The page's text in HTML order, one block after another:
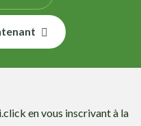
en vous inscrivant à la